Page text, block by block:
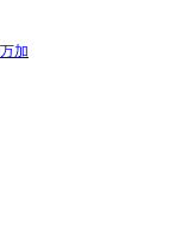
加